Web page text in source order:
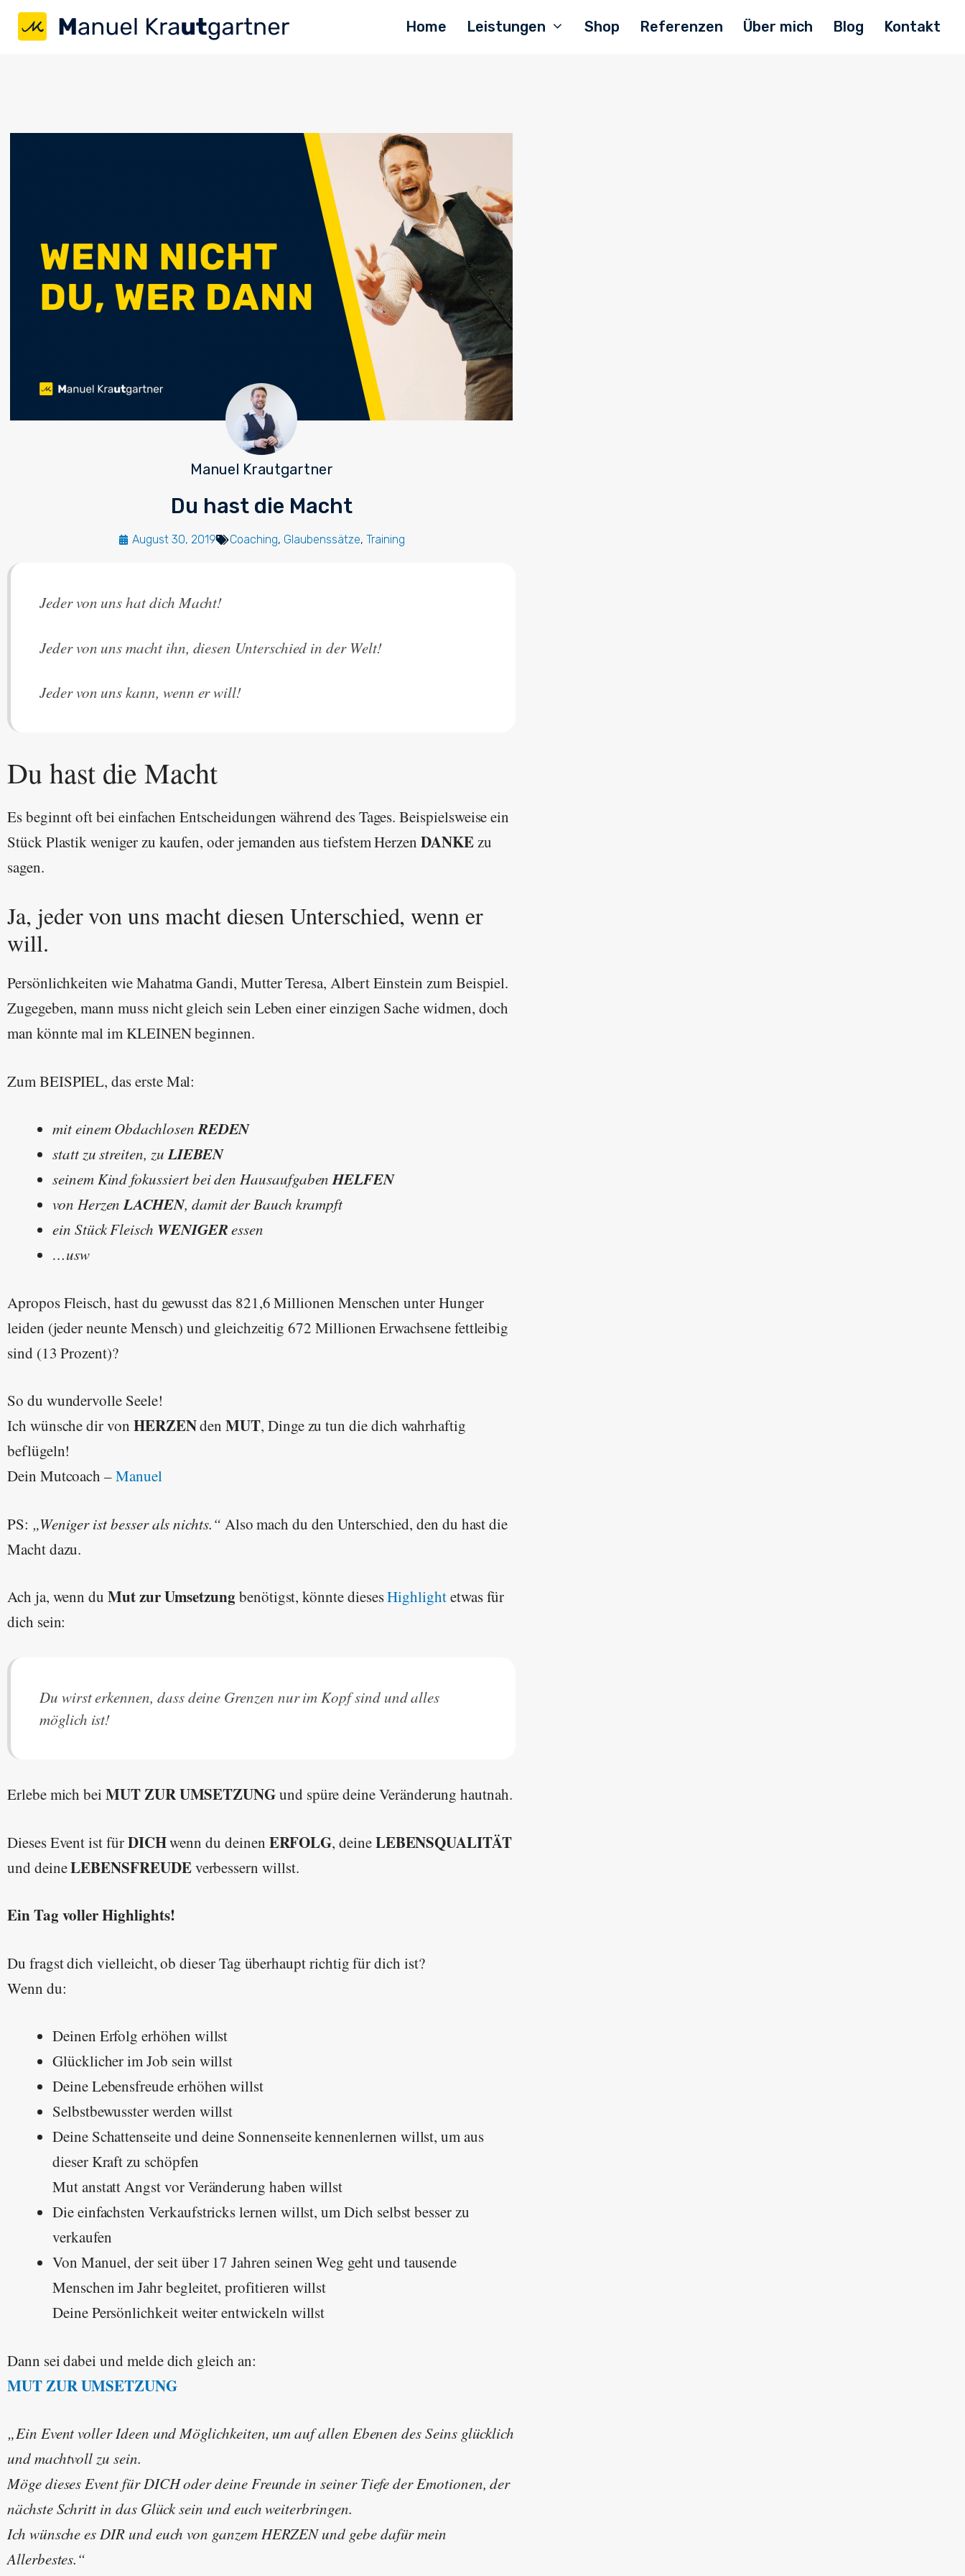
Home Leistungen Shop Referenzen Über mich Blog Kontakt
Manuel Krautgartner
Du hast die Macht
August 30, 2019 Coaching, Glaubenssätze, Training
Jeder von uns hat dich Macht!
Jeder von uns macht ihn, diesen Unterschied in der Welt!
Jeder von uns kann, wenn er will!
Du hast die Macht
Es beginnt oft bei einfachen Entscheidungen während des Tages. Beispielsweise ein
Stück Plastik weniger zu kaufen, oder jemanden aus tiefstem Herzen DANKEzu
sagen.
Ja, jeder von uns macht diesen Unterschied, wenn er
will.
Persönlichkeiten wie Mahatma Gandi, Mutter Teresa, Albert Einstein zum Beispiel.
Zugegeben, mann muss nicht gleich sein Leben einer einzigen Sache widmen, doch
man könnte mal im KLEINEN beginnen.
Zum BEISPIEL, das erste Mal:
mit einem ObdachlosenREDEN
statt zu streiten, zuLIEBEN
seinem Kind fokussiert bei den HausaufgabenHELFEN
von HerzenLACHEN, damit der Bauch krampft
ein Stück Fleisch WENIGERessen
…usw
Apropos Fleisch, hast du gewusst das 821,6 Millionen Menschen unter Hunger
leiden (jeder neunte Mensch) und gleichzeitig 672 Millionen Erwachsene fettleibig
sind (13 Prozent)?
So du wundervolle Seele!
Ich wünsche dir von HERZENdenMUT, Dinge zu tun die dich wahrhaftig
beflügeln!
Dein Mutcoach –Manuel
PS: „Weniger ist besser als nichts.“ Also mach du den Unterschied, den du hast die
Macht dazu.
Ach ja, wenn duMut zur Umsetzung benötigst, könnte diesesHighlightetwas für
dich sein:
Du wirst erkennen, dass deine Grenzen nur im Kopf sind und alles
möglich ist!
Erlebe mich beiMUT ZUR UMSETZUNGund spüre deine Veränderung hautnah.
Dieses Event ist fürDICHwenn du deinen ERFOLG, deineLEBENSQUALITÄT
und deineLEBENSFREUDEverbessern willst.
Ein Tag voller Highlights!
Du fragst dich vielleicht, ob dieser Tag überhaupt richtig für dich ist?
Wenn du:
Deinen Erfolg erhöhen willst
Glücklicher im Job sein willst
Deine Lebensfreude erhöhen willst
Selbstbewusster werden willst
Deine Schattenseite und deine Sonnenseite kennenlernen willst, um aus
dieser Kraft zu schöpfen
Mut anstatt Angst vor Veränderung haben willst
Die einfachsten Verkaufstricks lernen willst, um Dich selbst besser zu
verkaufen
Von Manuel, der seit über 17 Jahren seinen Weg geht und tausende
Menschen im Jahr begleitet, profitieren willst
Deine Persönlichkeit weiter entwickeln willst
Dann sei dabei und melde dich gleich an:
MUT ZUR UMSETZUNG
„Ein Event voller Ideen und Möglichkeiten, um auf allen Ebenen des Seins glücklich
und machtvoll zu sein.
Möge dieses Event für DICH oder deine Freunde in seiner Tiefe der Emotionen, der
nächste Schritt in das Glück sein und euch weiterbringen.
Ich wünsche es DIR und euch von ganzem HERZEN und gebe dafür mein
Allerbestes.“